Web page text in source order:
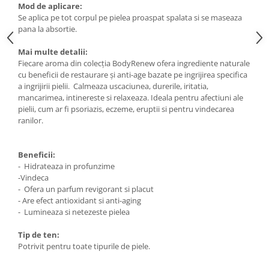
Mod de aplicare:
Se aplica pe tot corpul pe pielea proaspat spalata si se maseaza
pana la absortie.
Mai multe detalii:
Fiecare aroma din colecția BodyRenew ofera ingrediente naturale
cu beneficii de restaurare și anti-age bazate pe ingrijirea specifica
a ingrijirii pielii. Calmeaza uscaciunea, durerile, iritatia,
mancarimea, intinereste si relaxeaza. Ideala pentru afectiuni ale
pielii, cum ar fi psoriazis, eczeme, eruptii si pentru vindecarea
ranilor.
Beneficii:
- Hidrateaza in profunzime
-Vindeca
- Ofera un parfum revigorant si placut
- Are efect antioxidant si anti-aging
- Lumineaza si netezeste pielea
Tip de ten:
Potrivit pentru toate tipurile de piele.